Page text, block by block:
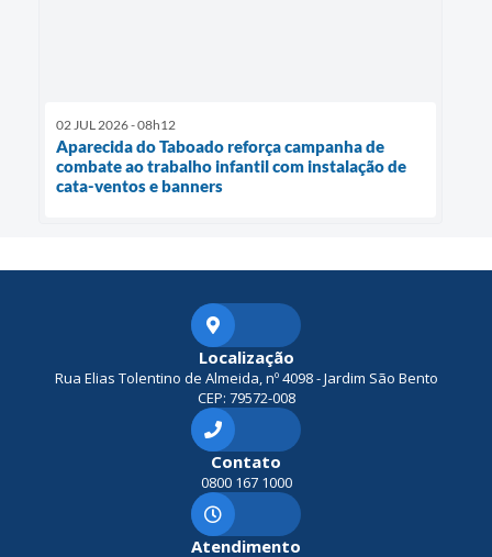
02 JUL 2026 - 08h12
Aparecida do Taboado reforça campanha de
combate ao trabalho infantil com instalação de
cata-ventos e banners
Localização
Rua Elias Tolentino de Almeida, nº 4098 - Jardim São Bento
CEP: 79572-008
Contato
0800 167 1000
Atendimento